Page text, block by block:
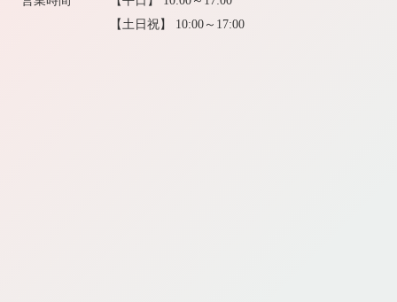
【土日祝】 10:00～17:00